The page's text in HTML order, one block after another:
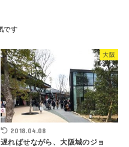
大阪
2018.04.08
遅ればせながら、大阪城のジョ